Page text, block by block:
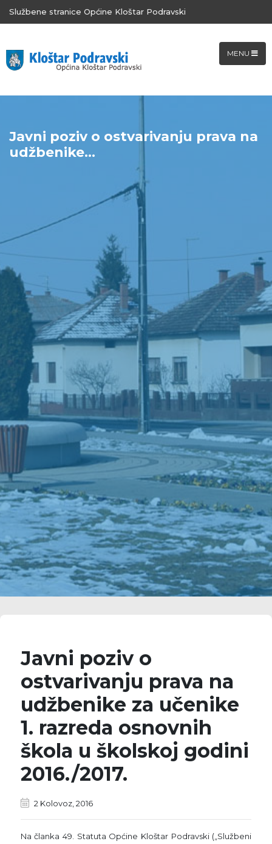
Službene stranice Općine Kloštar Podravski
MENU
Javni poziv o ostvarivanju prava na
udžbenike...
Javni poziv o
ostvarivanju prava na
udžbenike za učenike
1. razreda osnovnih
škola u školskoj godini
2016./2017.
2 Kolovoz, 2016
Na članka 49. Statuta Općine Kloštar Podravski („Službeni